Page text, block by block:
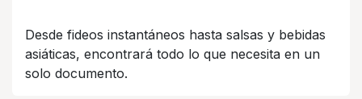
Desde fideos instantáneos hasta salsas y bebidas
asiáticas, encontrará todo lo que necesita en un
solo documento.